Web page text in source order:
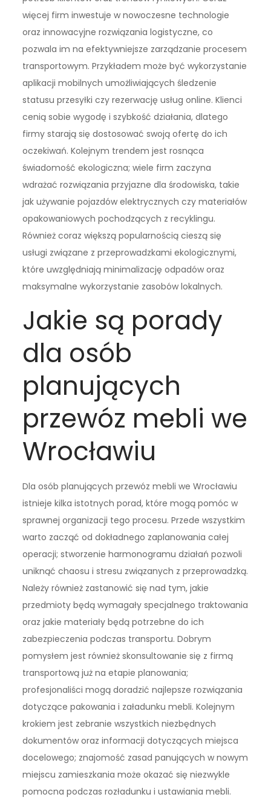
więcej firm inwestuje w nowoczesne technologie
oraz innowacyjne rozwiązania logistyczne, co
pozwala im na efektywniejsze zarządzanie procesem
transportowym. Przykładem może być wykorzystanie
aplikacji mobilnych umożliwiających śledzenie
statusu przesyłki czy rezerwację usług online. Klienci
cenią sobie wygodę i szybkość działania, dlatego
firmy starają się dostosować swoją ofertę do ich
oczekiwań. Kolejnym trendem jest rosnąca
świadomość ekologiczna; wiele firm zaczyna
wdrażać rozwiązania przyjazne dla środowiska, takie
jak używanie pojazdów elektrycznych czy materiałów
opakowaniowych pochodzących z recyklingu.
Również coraz większą popularnością cieszą się
usługi związane z przeprowadzkami ekologicznymi,
które uwzględniają minimalizację odpadów oraz
maksymalne wykorzystanie zasobów lokalnych.
Jakie są porady
dla osób
planujących
przewóz mebli we
Wrocławiu
Dla osób planujących przewóz mebli we Wrocławiu
istnieje kilka istotnych porad, które mogą pomóc w
sprawnej organizacji tego procesu. Przede wszystkim
warto zacząć od dokładnego zaplanowania całej
operacji; stworzenie harmonogramu działań pozwoli
uniknąć chaosu i stresu związanych z przeprowadzką.
Należy również zastanowić się nad tym, jakie
przedmioty będą wymagały specjalnego traktowania
oraz jakie materiały będą potrzebne do ich
zabezpieczenia podczas transportu. Dobrym
pomysłem jest również skonsultowanie się z firmą
transportową już na etapie planowania;
profesjonaliści mogą doradzić najlepsze rozwiązania
dotyczące pakowania i załadunku mebli. Kolejnym
krokiem jest zebranie wszystkich niezbędnych
dokumentów oraz informacji dotyczących miejsca
docelowego; znajomość zasad panujących w nowym
miejscu zamieszkania może okazać się niezwykle
pomocna podczas rozładunku i ustawiania mebli.